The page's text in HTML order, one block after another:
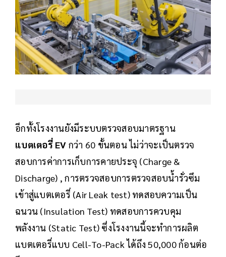
อีกทั้งโรงงานยังมีระบบตรวจสอบมาตรฐาน
แบตเตอรี่ EV กว่า 60 ขั้นตอน ไม่ว่าจะเป็นตรวจ
สอบการค่าการเก็บการคายประจุ (Charge &
Discharge) , การตรวจสอบการตรวจสอบน้ำรั่วซึม
เข้าสู่แบตเตอรี่ (Air Leak test) ทดสอบความเป็น
ฉนวน (Insulation Test) ทดสอบการควบคุม
พลังงาน (Static Test) ซึ่งโรงงานนี้จะทำการผลิต
แบตเตอรี่แบบ Cell-To-Pack ได้ถึง 50,000 ก้อนต่อ